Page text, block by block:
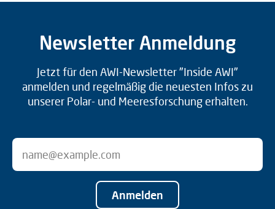
Newsletter Anmeldung
Jetzt für den AWI-Newsletter "Inside AWI"
anmelden und regelmäßig die neuesten Infos zu
unserer Polar- und Meeresforschung erhalten.
Anmelden